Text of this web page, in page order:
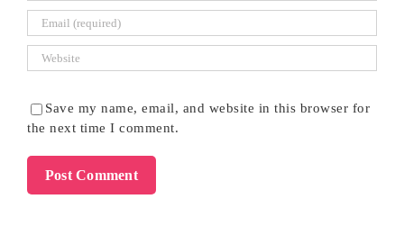
Save my name, email, and website in this browser for
the next time I comment.